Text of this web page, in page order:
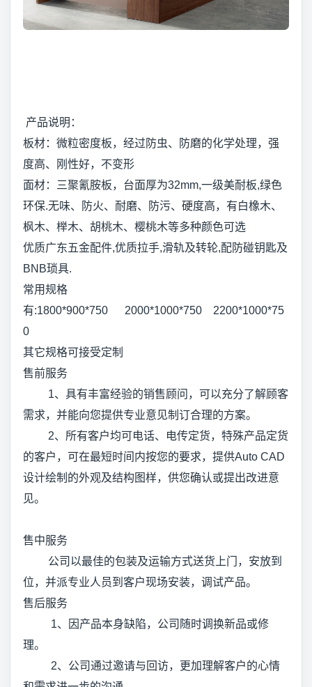
产品说明：
板材：微粒密度板，经过防虫、防磨的化学处理，强
度高、刚性好，不变形
面材：三聚氰胺板，台面厚为32mm,一级美耐板,绿色
环保.无味、防火、耐磨、防污、硬度高，有白橡木、
枫木、榉木、胡桃木、樱桃木等多种颜色可选
优质广东五金配件,优质拉手,滑轨及转轮,配防碰钥匙及
BNB琐具.
常用规格
有:1800*900*750 2000*1000*750 2200*1000*75
0
其它规格可接受定制
售前服务
1、具有丰富经验的销售顾问，可以充分了解顾客
需求，并能向您提供专业意见制订合理的方案。
2、所有客户均可电话、电传定货，特殊产品定货
的客户，可在最短时间内按您的要求，提供Auto CAD
设计绘制的外观及结构图样，供您确认或提出改进意
见。
售中服务
公司以最佳的包装及运输方式送货上门，安放到
位，并派专业人员到客户现场安装，调试产品。
售后服务
1、因产品本身缺陷，公司随时调换新品或修
理。
2、公司通过邀请与回访，更加理解客户的心情